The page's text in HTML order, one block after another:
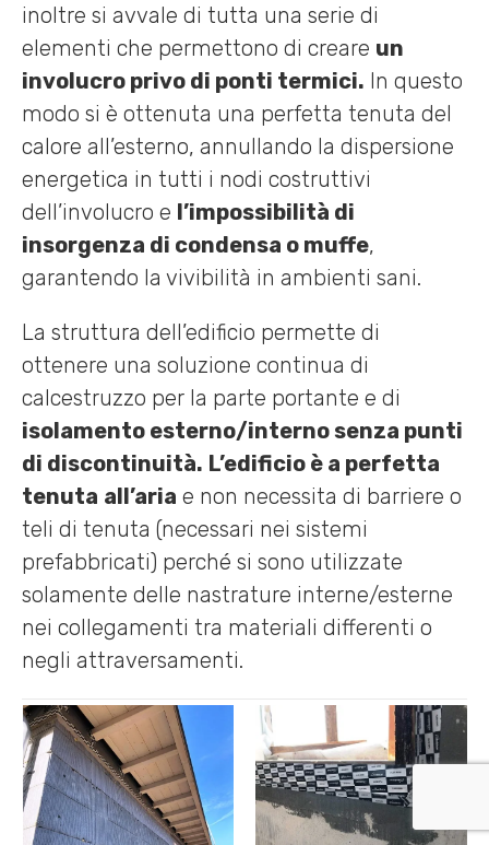
inoltre si avvale di tutta una serie di
elementi che permettono di creare un
involucro privo di ponti termici. In questo
modo si è ottenuta una perfetta tenuta del
calore all’esterno, annullando la dispersione
energetica in tutti i nodi costruttivi
dell’involucro e l’impossibilità di
insorgenza di condensa o muffe,
garantendo la vivibilità in ambienti sani.
La struttura dell’edificio permette di
ottenere una soluzione continua di
calcestruzzo per la parte portante e di
isolamento esterno/interno senza punti
di discontinuità. L’edificio è a perfetta
tenuta all’aria e non necessita di barriere o
teli di tenuta (necessari nei sistemi
prefabbricati) perché si sono utilizzate
solamente delle nastrature interne/esterne
nei collegamenti tra materiali differenti o
negli attraversamenti.